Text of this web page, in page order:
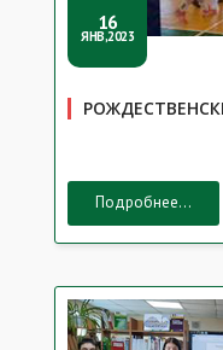
16
ЯНВ,2023
Подробнее...